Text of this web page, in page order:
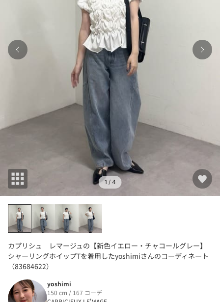
1 / 4
カプリシュ レマージュの【新色イエロー・チャコールグレー】
シャーリングホイップTを着用したyoshimiさんのコーディネート
（83684622）
yoshimi
150 cm / 167 コーデ